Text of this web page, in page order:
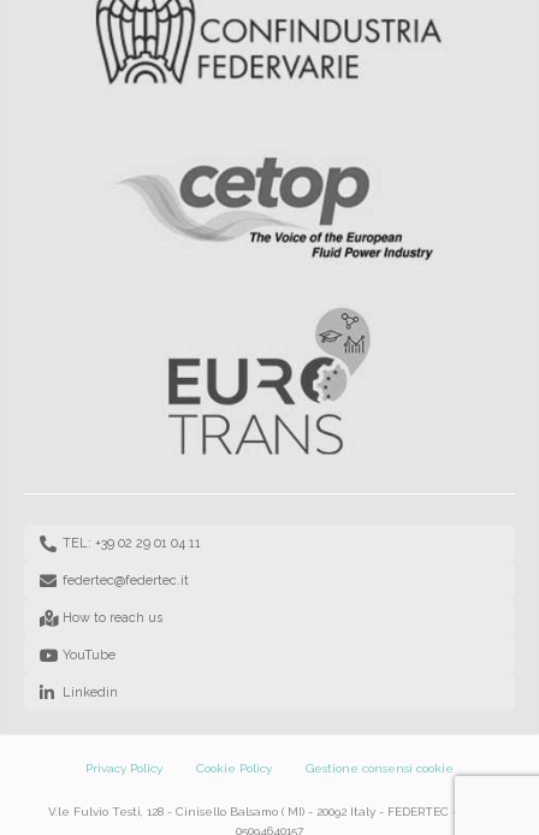
TEL: +39 02 29 01 04 11
federtec@federtec.it
How to reach us
YouTube
Linkedin
Privacy Policy Cookie Policy Gestione consensi cookie
V.le Fulvio Testi, 128 - Cinisello Balsamo ( MI) - 20092 Italy - FEDERTEC – P.IVA
05094640157